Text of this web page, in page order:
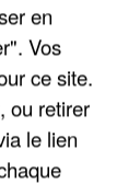
en
Vos
ce site.
ou retirer
le lien